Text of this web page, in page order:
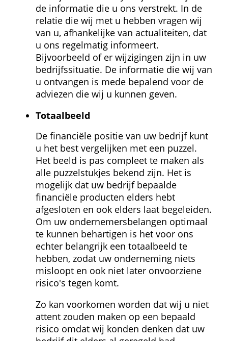
de informatie die u ons verstrekt. In de
relatie die wij met u hebben vragen wij
van u, afhankelijke van actualiteiten, dat
u ons regelmatig informeert.
Bijvoorbeeld of er wijzigingen zijn in uw
bedrijfssituatie. De informatie die wij van
u ontvangen is mede bepalend voor de
adviezen die wij u kunnen geven.
Totaalbeeld
De financiële positie van uw bedrijf kunt
u het best vergelijken met een puzzel.
Het beeld is pas compleet te maken als
alle puzzelstukjes bekend zijn. Het is
mogelijk dat uw bedrijf bepaalde
financiële producten elders hebt
afgesloten en ook elders laat begeleiden.
Om uw ondernemersbelangen optimaal
te kunnen behartigen is het voor ons
echter belangrijk een totaalbeeld te
hebben, zodat uw onderneming niets
misloopt en ook niet later onvoorziene
risico's tegen komt.
Zo kan voorkomen worden dat wij u niet
attent zouden maken op een bepaald
risico omdat wij konden denken dat uw